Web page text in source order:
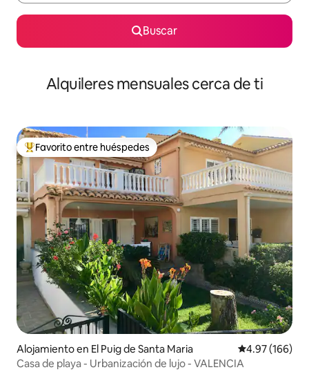
Buscar
Alquileres mensuales cerca de ti
Favorito entre huéspedes preferido
Favorito entre huéspedes
Alojamiento en El Puig de Santa Maria Calificación
4.97 (166)
Casa de playa - Urbanización de lujo - VALENCIA